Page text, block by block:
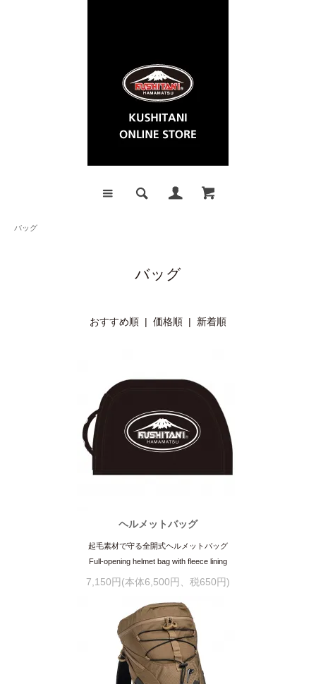
バッグ
バッグ
おすすめ順 | 価格順 | 新着順
ヘルメットバッグ
起毛素材で守る全開式ヘルメットバッグ
Full-opening helmet bag with fleece lining
7,150円(本体6,500円、税650円)